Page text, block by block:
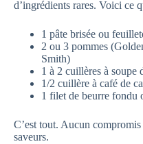
d’ingrédients rares. Voici ce
1 pâte brisée ou
2 ou 3 pommes
Smith)
1 à 2 cuillères à soupe
1/2 cuillère à café de
1 filet de beurre fondu
C’est tout. Aucun
saveurs.